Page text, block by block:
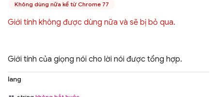
Không dùng nữa kể từ Chrome 77
Giới tính không được dùng nữa và sẽ bị bỏ qua.
Giới tính của giọng nói cho lời nói được tổng hợp.
lang